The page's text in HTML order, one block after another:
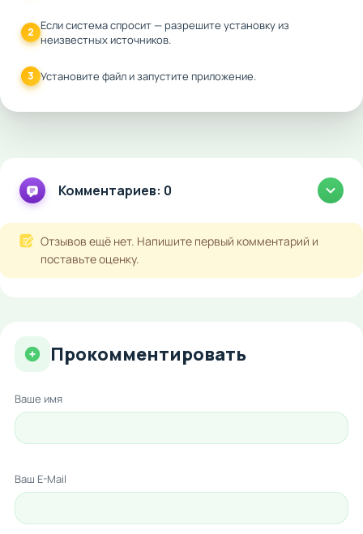
2 Если система спросит — разрешите установку из
неизвестных источников.
3 Установите файл и запустите приложение.
Комментариев: 0
Отзывов ещё нет. Напишите первый комментарий и
поставьте оценку.
Прокомментировать
Ваше имя
Ваш E-Mail